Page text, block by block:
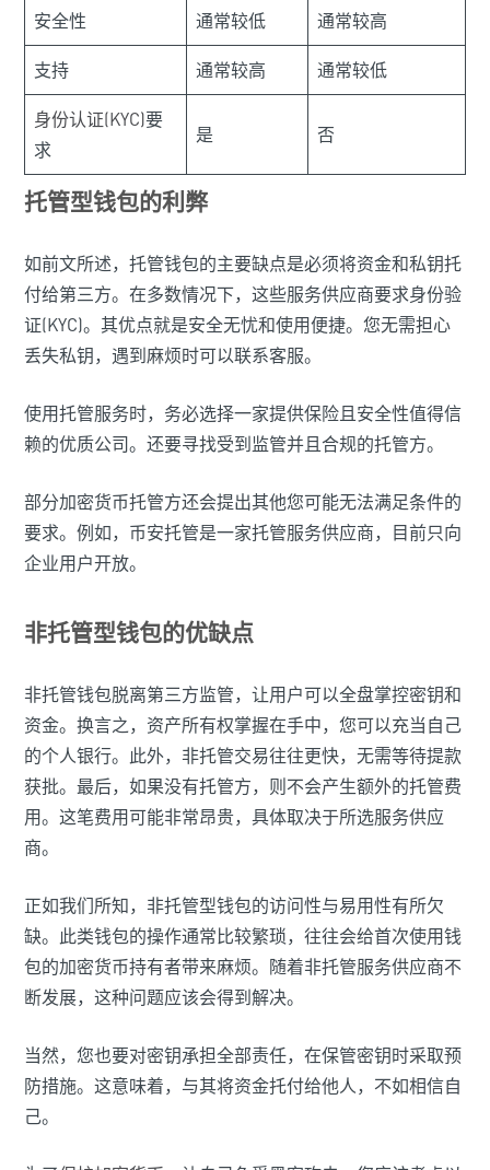
安全性 通常较低 通常较高
支持 通常较高 通常较低
身份认证(KYC)要
求
是 否
托管型钱包的利弊
如前文所述，托管钱包的主要缺点是必须将资金和私钥托
付给第三方。在多数情况下，这些服务供应商要求身份验
证(KYC)。其优点就是安全无忧和使用便捷。您无需担心
丢失私钥，遇到麻烦时可以联系客服。
使用托管服务时，务必选择一家提供保险且安全性值得信
赖的优质公司。还要寻找受到监管并且合规的托管方。
部分加密货币托管方还会提出其他您可能无法满足条件的
要求。例如，币安托管是一家托管服务供应商，目前只向
企业用户开放。
非托管型钱包的优缺点
非托管钱包脱离第三方监管，让用户可以全盘掌控密钥和
资金。换言之，资产所有权掌握在手中，您可以充当自己
的个人银行。此外，非托管交易往往更快，无需等待提款
获批。最后，如果没有托管方，则不会产生额外的托管费
用。这笔费用可能非常昂贵，具体取决于所选服务供应
商。
正如我们所知，非托管型钱包的访问性与易用性有所欠
缺。此类钱包的操作通常比较繁琐，往往会给首次使用钱
包的加密货币持有者带来麻烦。随着非托管服务供应商不
断发展，这种问题应该会得到解决。
当然，您也要对密钥承担全部责任，在保管密钥时采取预
防措施。这意味着，与其将资金托付给他人，不如相信自
己。